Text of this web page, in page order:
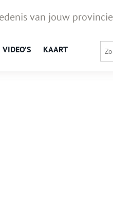
van jouw provincie
VIDEO’S KAART